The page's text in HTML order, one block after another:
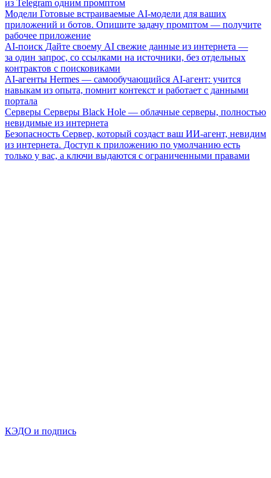
из Telegram одним промптом
Модели Готовые встраиваемые AI-модели для ваших
приложений и ботов. Опишите задачу промптом — получите
рабочее приложение
AI-поиск Дайте своему AI свежие данные из интернета —
за один запрос, со ссылками на источники, без отдельных
контрактов с поисковиками
AI-агенты Hermes — самообучающийся AI-агент: учится
навыкам из опыта, помнит контекст и работает с данными
портала
Серверы Серверы Black Hole — облачные серверы, полностью
невидимые из интернета
Безопасность Сервер, который создаст ваш ИИ-агент, невидим
из интернета. Доступ к приложению по умолчанию есть
только у вас, а ключи выдаются с ограниченными правами
КЭДО и подпись